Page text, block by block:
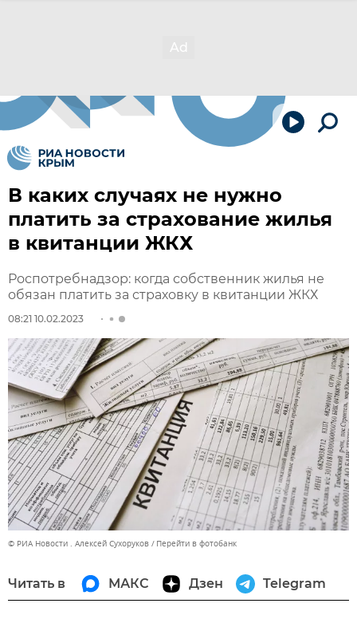
В каких случаях не нужно
платить за страхование жилья
в квитанции ЖКХ
Роспотребнадзор: когда собственник жилья не
обязан платить за страховку в квитанции ЖКХ
08:21 10.02.2023
© РИА Новости . Алексей Сухоруков Перейти в фотобанк
Читать в МАКС Дзен Telegram